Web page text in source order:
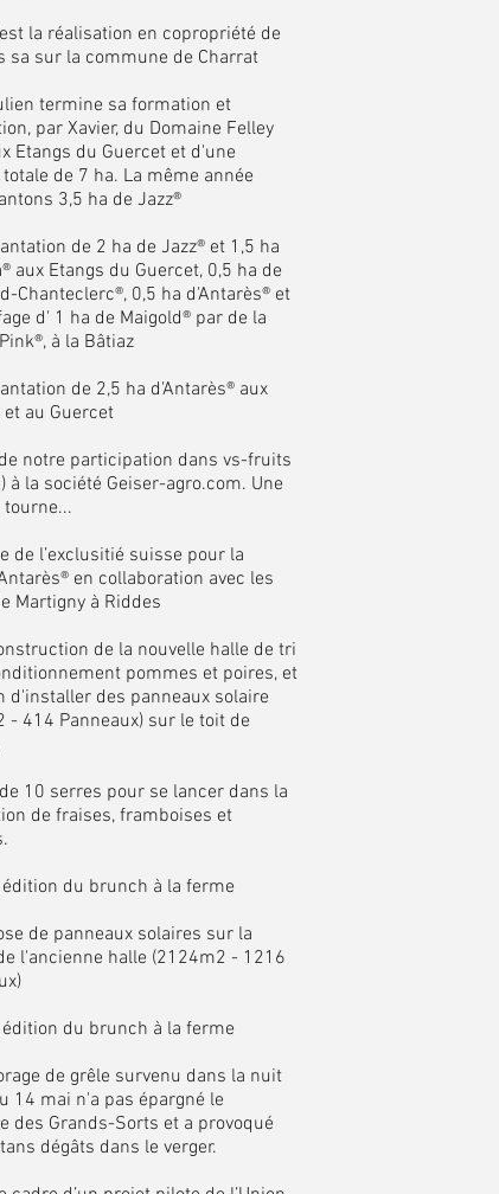
la réalisation en copropriété de
sa sur la commune de Charrat
termine sa formation et
par Xavier, du Domaine Felley
Etangs du Guercet et d'une
de 7 ha. La même année
3,5 ha de Jazz®
de 2 ha de Jazz® et 1,5 ha
aux Etangs du Guercet, 0,5 ha de
Chanteclerc®, 0,5 ha d'Antarès® et
d' 1 ha de Maigold® par de la
à la Bâtiaz
de 2,5 ha d'Antarès® aux
et au Guercet
notre participation dans vs-fruits
à la société Geiser-agro.com. Une
tourne...
de l’exclusitié suisse pour la
en collaboration avec les
Martigny à Riddes
de la nouvelle halle de tri
pommes et poires, et
d'installer des panneaux solaire
- 414 Panneaux) sur le toit de
10 serres pour se lancer dans la
de fraises, framboises et
du brunch à la ferme
de panneaux solaires sur la
l'ancienne halle (2124m2 - 1216
du brunch à la ferme
de grêle survenu dans la nuit
14 mai n'a pas épargné le
des Grands-Sorts et a provoqué
dégâts dans le verger.